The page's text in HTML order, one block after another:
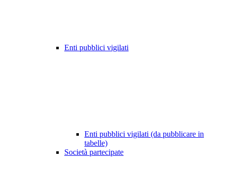
Enti pubblici vigilati
Enti pubblici vigilati (da pubblicare in
tabelle)
Società partecipate